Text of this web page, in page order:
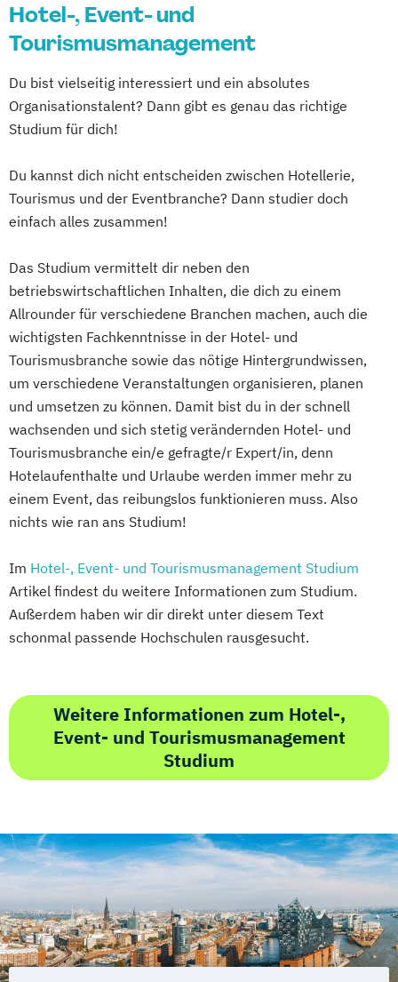
Hotel-, Event- und
Tourismusmanagement
Du bist vielseitig interessiert und ein absolutes
Organisationstalent? Dann gibt es genau das richtige
Studium für dich!
Du kannst dich nicht entscheiden zwischen Hotellerie,
Tourismus und der Eventbranche? Dann studier doch
einfach alles zusammen!
Das Studium vermittelt dir neben den
betriebswirtschaftlichen Inhalten, die dich zu einem
Allrounder für verschiedene Branchen machen, auch die
wichtigsten Fachkenntnisse in der Hotel- und
Tourismusbranche sowie das nötige Hintergrundwissen,
um verschiedene Veranstaltungen organisieren, planen
und umsetzen zu können. Damit bist du in der schnell
wachsenden und sich stetig verändernden Hotel- und
Tourismusbranche ein/e gefragte/r Expert/in, denn
Hotelaufenthalte und Urlaube werden immer mehr zu
einem Event, das reibungslos funktionieren muss. Also
nichts wie ran ans Studium!
Im Hotel-, Event- und Tourismusmanagement Studium
Artikel findest du weitere Informationen zum Studium.
Außerdem haben wir dir direkt unter diesem Text
schonmal passende Hochschulen rausgesucht.
Weitere Informationen zum Hotel-,
Event- und Tourismusmanagement
Studium